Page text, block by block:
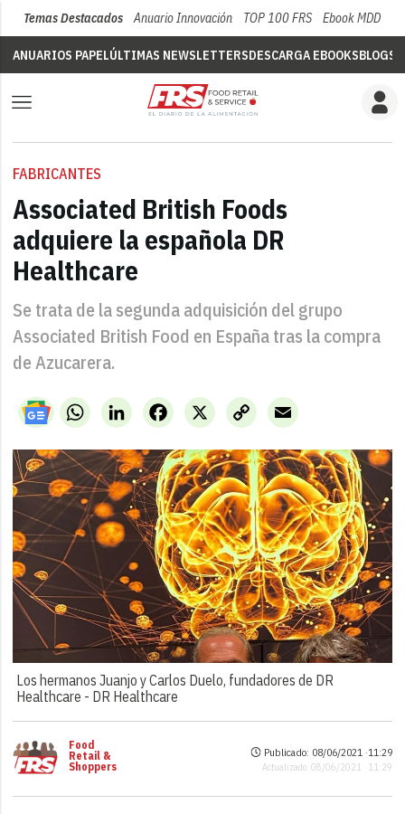
Temas Destacados Anuario Innovación TOP 100 FRS Ebook MDD
ANUARIOS PAPELÚLTIMAS NEWSLETTERSDESCARGA EBOOKSBLOGS
FABRICANTES
Associated British Foods
adquiere la española DR
Healthcare
Se trata de la segunda adquisición del grupo
Associated British Food en España tras la compra
de Azucarera.
WhatsAppLinkedIn X
Facebook
Copy
Link
Email
Los hermanos Juanjo y Carlos Duelo, fundadores de DR
Healthcare - DR Healthcare
Food
Retail &
Shoppers
Publicado: 08/06/2021 ·11:29
Actualizado: 08/06/2021 · 11:29